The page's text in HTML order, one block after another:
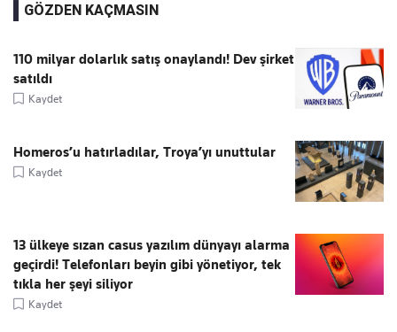
GÖZDEN KAÇMASIN
110 milyar dolarlık satış onaylandı! Dev şirket
satıldı
Kaydet
Homeros’u hatırladılar, Troya’yı unuttular
Kaydet
13 ülkeye sızan casus yazılım dünyayı alarma
geçirdi! Telefonları beyin gibi yönetiyor, tek
tıkla her şeyi siliyor
Kaydet